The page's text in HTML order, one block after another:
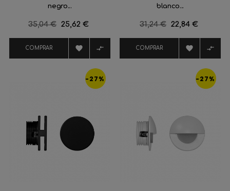
negro...
Precio
35,04 € Precio
25,62 €
COMPRAR  
blanco...
Precio
31,24 € Precio
22,84 €
COMPRAR  
-27% -27%